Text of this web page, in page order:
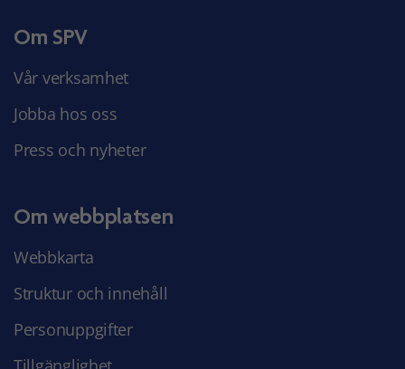
Om SPV
Vår verksamhet
Jobba hos oss
Press och nyheter
Om webbplatsen
Webbkarta
Struktur och innehåll
Personuppgifter